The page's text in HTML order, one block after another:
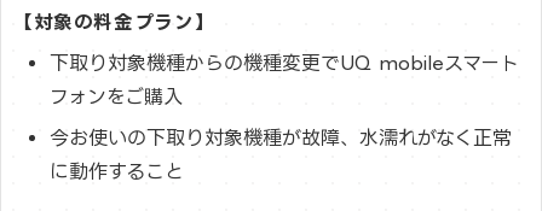
【対象の料金プラン】
下取り対象機種からの機種変更でUQ mobileスマート
フォンをご購入
今お使いの下取り対象機種が故障、水濡れがなく正常
に動作すること